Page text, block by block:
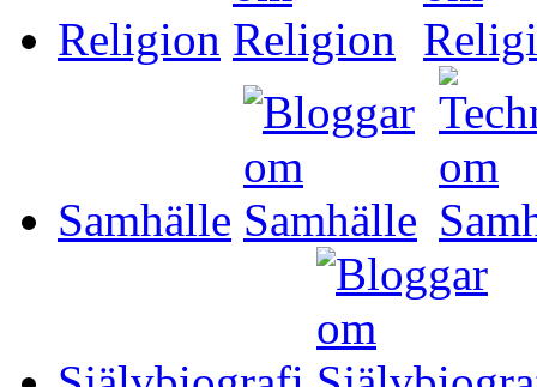
Religion
Samhälle